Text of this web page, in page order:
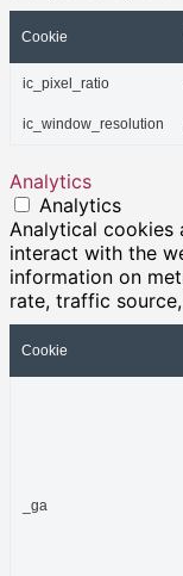
Cookie
ic_pixel_ratio
ic_window_resolution
Analytics
Analytics
Analytical cookies
interact with the
information on
rate, traffic
Cookie
_ga